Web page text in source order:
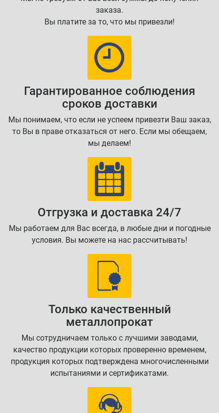
заказа.
Вы платите за то, что мы привезли!
Гарантированное соблюдения
сроков доставки
Мы понимаем, что если не успеем привезти Ваш заказ,
то Вы в праве отказаться от него. Если мы обещаем,
мы делаем!
Отгрузка и доставка 24/7
Мы работаем для Вас всегда, в любые дни и погодные
условия. Вы можете на нас рассчитывать!
Только качественный
металлопрокат
Мы сотрудничаем только с лучшими заводами,
качество продукции которых проверенно временем,
продукция которых подтверждена многочисленными
испытаниями и сертификатами.